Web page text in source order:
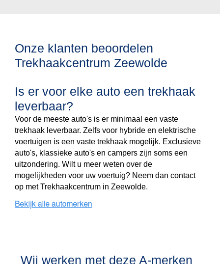
Onze klanten beoordelen
Trekhaakcentrum Zeewolde
Is er voor elke auto een trekhaak
leverbaar?
Voor de meeste auto's is er minimaal een vaste
trekhaak leverbaar. Zelfs voor hybride en elektrische
voertuigen is een vaste trekhaak mogelijk. Exclusieve
auto's, klassieke auto's en campers zijn soms een
uitzondering. Wilt u meer weten over de
mogelijkheden voor uw voertuig? Neem dan contact
op met Trekhaakcentrum in Zeewolde.
Wij werken met deze A-merken